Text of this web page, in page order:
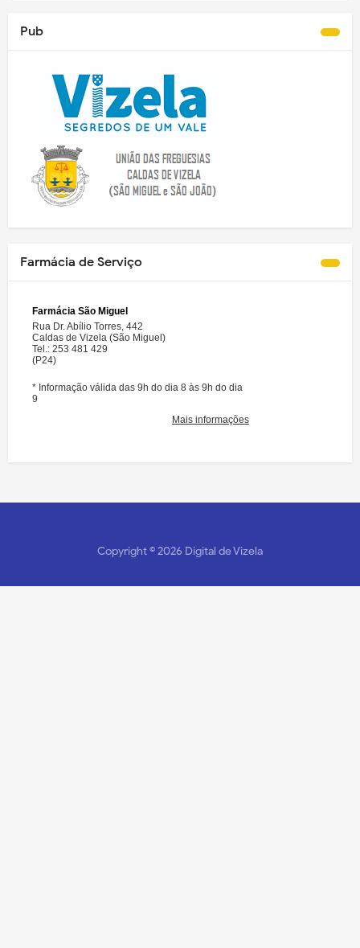
Pub
Farmácia de Serviço
Copyright ©2026 Digital de Vizela